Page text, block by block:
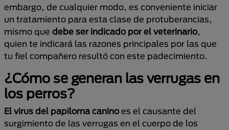
embargo, de cualquier modo, es conveniente iniciar
un tratamiento para esta clase de protuberancias,
mismo que debe ser indicado por el veterinario,
quien te indicará las razones principales por las que
tu fiel compañero resultó con este padecimiento.
¿Cómo se generan las verrugas en
los perros?
El virus del papiloma canino es el causante del
surgimiento de las verrugas en el cuerpo de los